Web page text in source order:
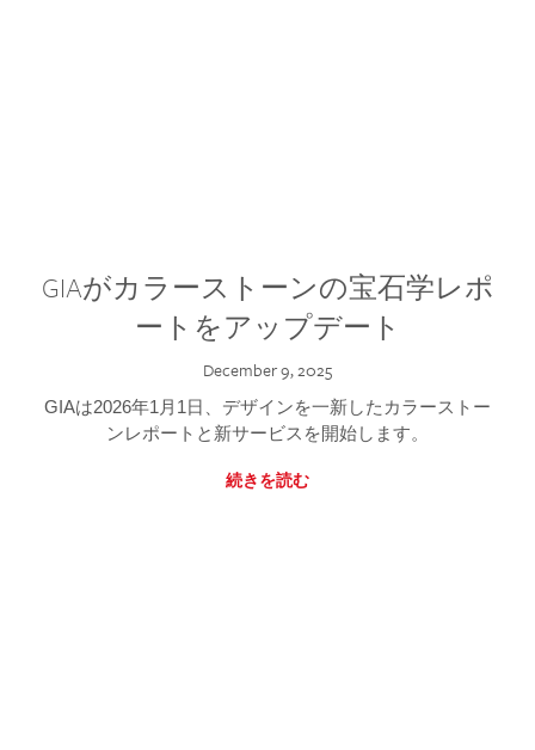
GIAがカラーストーンの宝石学レポ
ートをアップデート
December 9, 2025
GIAは2026年1月1日、デザインを一新したカラーストー
ンレポートと新サービスを開始します。
続きを読む